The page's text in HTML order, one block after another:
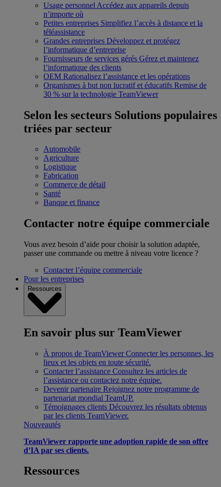
Usage personnel Accédez aux appareils depuis
n’importe où
Petites entreprises Simplifiez l’accès à distance et la
téléassistance
Grandes entreprises Développez et protégez
l’informatique d’entreprise
Fournisseurs de services gérés Gérez et maintenez
l’informatique des clients
OEM Rationalisez l’assistance et les opérations
Organismes à but non lucratif et éducatifs Remise de
30 % sur la technologie TeamViewer
Selon les secteurs Solutions populaires
triées par secteur
Automobile
Agriculture
Logistique
Fabrication
Commerce de détail
Santé
Banque et finance
Contacter notre équipe commerciale
Vous avez besoin d’aide pour choisir la solution adaptée,
passer une commande ou mettre à niveau votre licence ?
Contacter l’équipe commerciale
Pour les entreprises
Ressources
En savoir plus sur TeamViewer
À propos de TeamViewer Connecter les personnes, les
lieux et les objets en toute sécurité.
Contacter l’assistance Consultez les articles de
l’assistance ou contactez notre équipe.
Devenir partenaire Rejoignez notre programme de
partenariat mondial TeamUP.
Témoignages clients Découvrez les résultats obtenus
par les clients TeamViewer.
Nouveautés
TeamViewer rapporte une adoption rapide de son offre
d’IA par ses clients.
Ressources